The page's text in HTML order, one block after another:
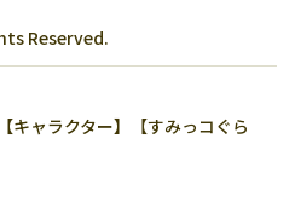
Reserved.
キャラクター】【すみっコぐら